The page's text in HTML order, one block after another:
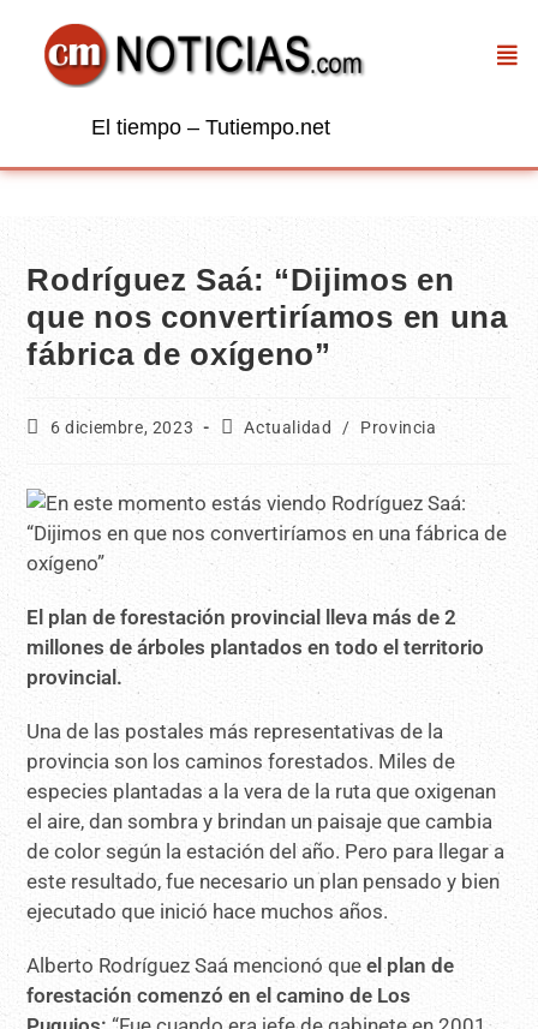
El tiempo – Tutiempo.net
Rodríguez Saá: “Dijimos en
que nos convertiríamos en una
fábrica de oxígeno”
6 diciembre, 2023 Actualidad / Provincia
El plan de forestación provincial lleva más de 2
millones de árboles plantados en todo el territorio
provincial.
Una de las postales más representativas de la
provincia son los caminos forestados. Miles de
especies plantadas a la vera de la ruta que oxigenan
el aire, dan sombra y brindan un paisaje que cambia
de color según la estación del año. Pero para llegar a
este resultado, fue necesario un plan pensado y bien
ejecutado que inició hace muchos años.
Alberto Rodríguez Saá mencionó que el plan de
forestación comenzó en el camino de Los